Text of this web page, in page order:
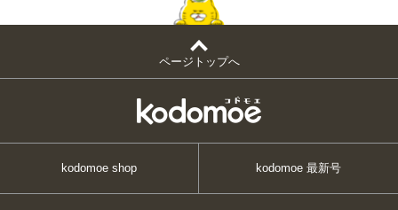
ページトップへ
kodomoe shop kodomoe 最新号